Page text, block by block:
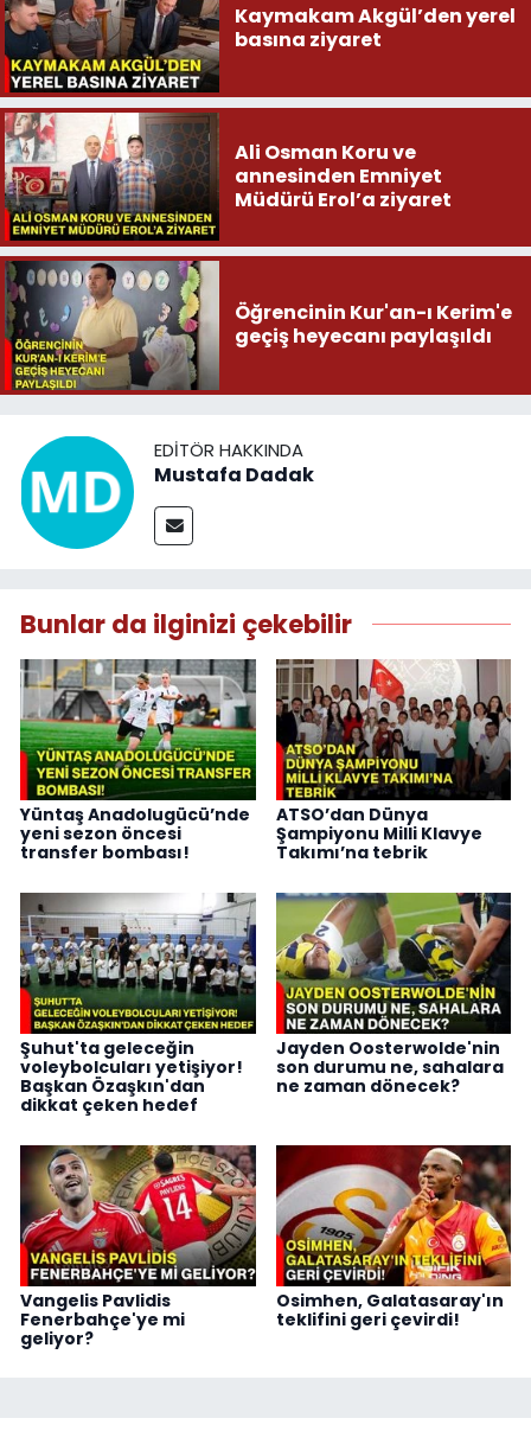
Kaymakam Akgül’den yerel
basına ziyaret
Ali Osman Koru ve
annesinden Emniyet
Müdürü Erol’a ziyaret
Öğrencinin Kur'an-ı Kerim'e
geçiş heyecanı paylaşıldı
EDITÖR HAKKINDA
Mustafa Dadak
Bunlar da ilginizi çekebilir
Yüntaş Anadolugücü’nde
yeni sezon öncesi
transfer bombası!
ATSO’dan Dünya
Şampiyonu Milli Klavye
Takımı’na tebrik
Şuhut'ta geleceğin
voleybolcuları yetişiyor!
Başkan Özaşkın'dan
dikkat çeken hedef
Jayden Oosterwolde'nin
son durumu ne, sahalara
ne zaman dönecek?
Vangelis Pavlidis
Fenerbahçe'ye mi
geliyor?
Osimhen, Galatasaray'ın
teklifini geri çevirdi!